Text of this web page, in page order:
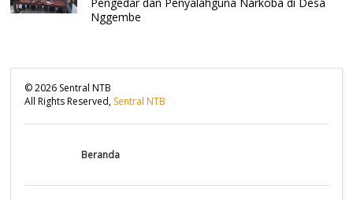
Nggembe
©2026 Sentral NTB
All Rights Reserved, Sentral NTB
Beranda